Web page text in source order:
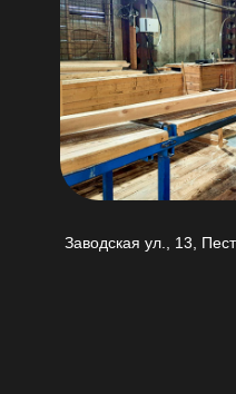
Заводская ул., 13,